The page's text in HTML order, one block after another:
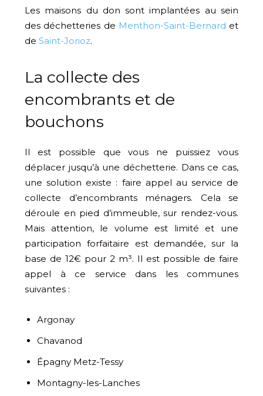
Les maisons du don sont implantées au sein
des déchetteries de Menthon-Saint-Bernard et
de Saint-Jorioz.
La collecte des
encombrants et de
bouchons
Il est possible que vous ne puissiez vous
déplacer jusqu’à une déchetterie. Dans ce cas,
une solution existe : faire appel au service de
collecte d’encombrants ménagers. Cela se
déroule en pied d’immeuble, sur rendez-vous.
Mais attention, le volume est limité et une
participation forfaitaire est demandée, sur la
base de 12€ pour 2 m³. Il est possible de faire
appel à ce service dans les communes
suivantes :
Argonay
Chavanod
Épagny Metz-Tessy
Montagny-les-Lanches